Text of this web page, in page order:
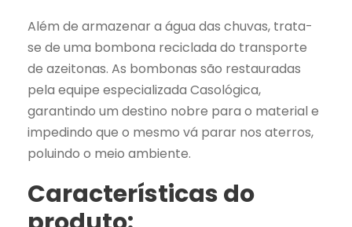
r
o
-
B
o
m
b
n
a
Além de armazenar a água das chuvas, trata-
se de uma bombona reciclada do transporte
de azeitonas. As bombonas são restauradas
pela equipe especializada Casológica,
garantindo um destino nobre para o material e
impedindo que o mesmo vá parar nos aterros,
poluindo o meio ambiente.
Características do